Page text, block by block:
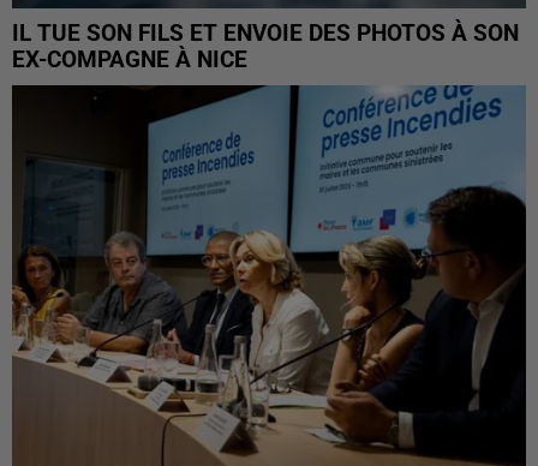
IL TUE SON FILS ET ENVOIE DES PHOTOS À SON
EX-COMPAGNE À NICE